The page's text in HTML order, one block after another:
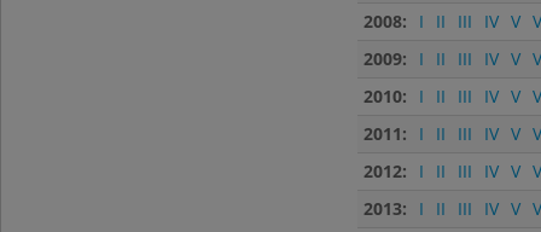
2008:
I II III IV V
2009:
I II III IV V
2010:
I II III IV V
2011:
I II III IV V
2012:
I II III IV V
2013:
I II III IV V